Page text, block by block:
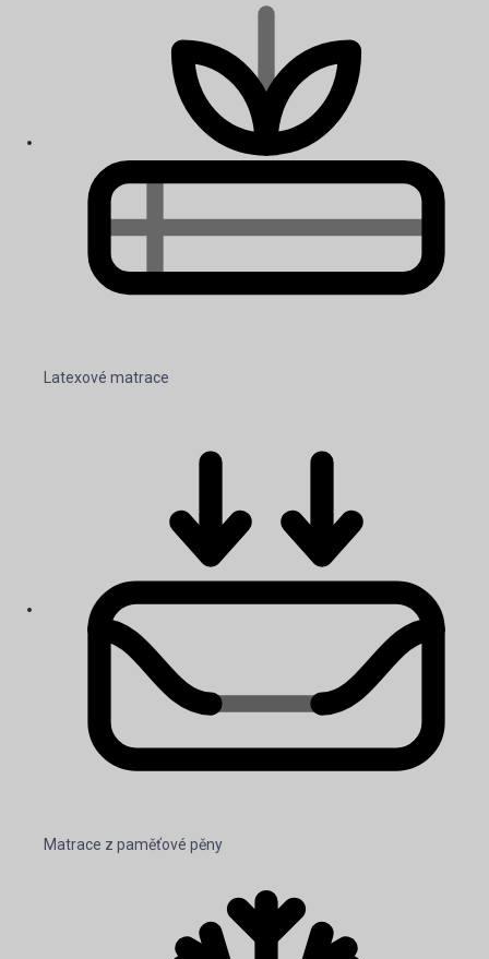
Latexové matrace
Matrace z paměťové pěny